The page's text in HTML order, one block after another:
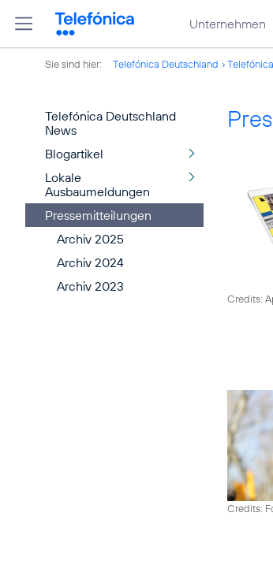
Unternehmen
Sie sind hier: Telefónica Deutschland
Telefónica Deutschland
News
Blogartikel
Lokale
Ausbaumeldungen
Pressemitteilungen
Archiv 2025
Archiv 2024
Archiv 2023
Credits:
Credits: